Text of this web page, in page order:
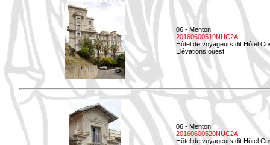
06 - Menton
20160600519NUC2A
Hôtel de voyageurs dit Hôtel
Elévations ouest.
06 - Menton
20160600520NUC2A
Hôtel de voyageurs dit Hôtel